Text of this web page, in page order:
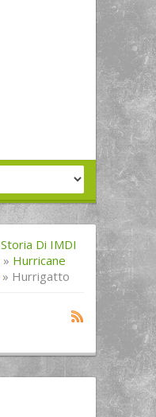
Storia Di IMDI
» Hurricane
» Hurrigatto